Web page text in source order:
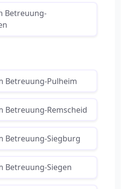
Betreuung-
Betreuung-Pulheim
Betreuung-Remscheid
Betreuung-Siegburg
Betreuung-Siegen